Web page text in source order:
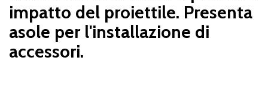
impatto del proiettile. Presenta
asole per l'installazione di
accessori.